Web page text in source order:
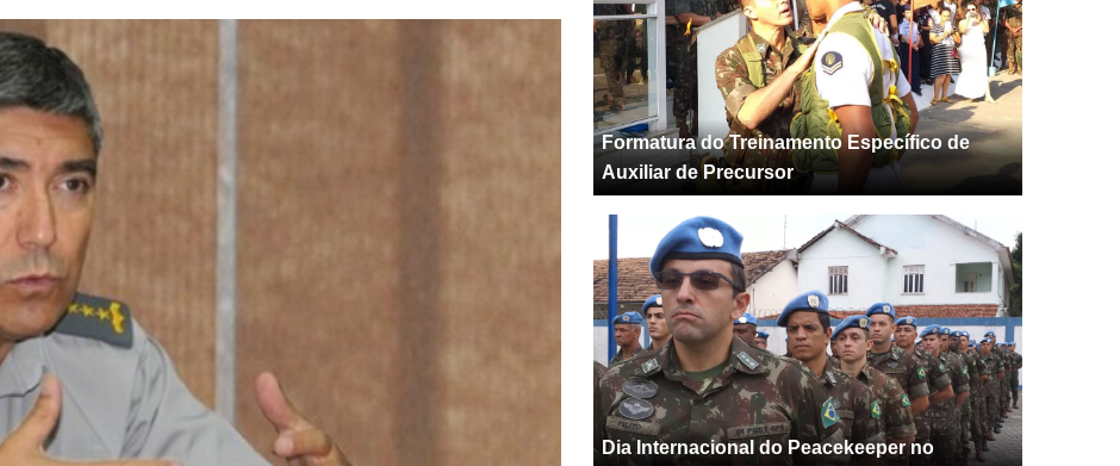
Formatura do Treinamento Específico de
Auxiliar de Precursor
Dia Internacional do Peacekeeper no